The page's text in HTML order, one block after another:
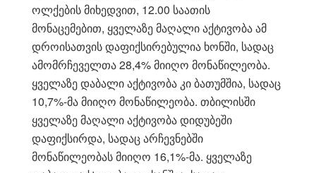
ოლქების მიხედვით, 12.00 საათის
მონაცემებით, ყველაზე მაღალი აქტივობა ამ
დროისათვის დაფიქსირებულია ხონში, სადაც
ამომრჩეველთა 28,4% მიიღო მონაწილეობა.
ყველაზე დაბალი აქტივობა კი ბათუმშია, სადაც
10,7%-მა მიიღო მონაწილეობა. თბილისში
ყველაზე მაღალი აქტივობა დიდუბეში
დაფიქსირდა, სადაც არჩევნებში
მონაწილეობას მიიღო 16,1%-მა. ყველაზე